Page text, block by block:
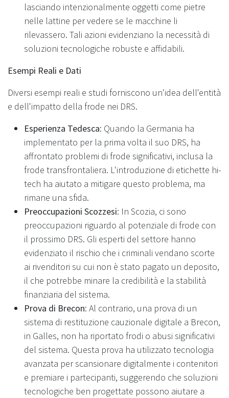
lasciando intenzionalmente oggetti come pietre
nelle lattine per vedere se le macchine li
rilevassero. Tali azioni evidenziano la necessità di
soluzioni tecnologiche robuste e affidabili.
Esempi Reali e Dati
Diversi esempi reali e studi forniscono un'idea dell'entità
e dell'impatto della frode nei DRS.
Esperienza Tedesca: Quando la Germania ha
implementato per la prima volta il suo DRS, ha
affrontato problemi di frode significativi, inclusa la
frode transfrontaliera. L'introduzione di etichette hi-
tech ha aiutato a mitigare questo problema, ma
rimane una sfida.
Preoccupazioni Scozzesi: In Scozia, ci sono
preoccupazioni riguardo al potenziale di frode con
il prossimo DRS. Gli esperti del settore hanno
evidenziato il rischio che i criminali vendano scorte
ai rivenditori su cui non è stato pagato un deposito,
il che potrebbe minare la credibilità e la stabilità
finanziaria del sistema.
Prova di Brecon: Al contrario, una prova di un
sistema di restituzione cauzionale digitale a Brecon,
in Galles, non ha riportato frodi o abusi significativi
del sistema. Questa prova ha utilizzato tecnologia
avanzata per scansionare digitalmente i contenitori
e premiare i partecipanti, suggerendo che soluzioni
tecnologiche ben progettate possono aiutare a